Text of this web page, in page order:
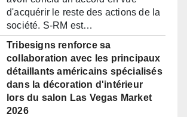
d'acquérir le reste des actions de la
société. S-RM est…
Tribesigns renforce sa
collaboration avec les principaux
détaillants américains spécialisés
dans la décoration d'intérieur
lors du salon Las Vegas Market
2026